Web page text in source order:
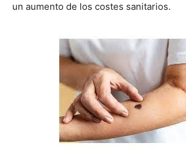
un aumento de los costes sanitarios.